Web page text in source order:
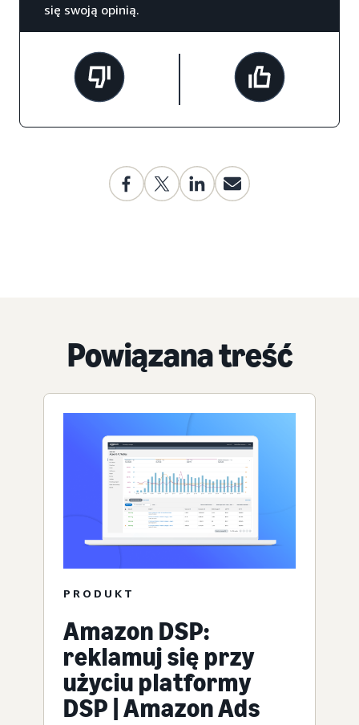
się swoją opinią.
Powiązana treść
PRODUKT
Amazon DSP:
reklamuj się przy
użyciu platformy
DSP | Amazon Ads